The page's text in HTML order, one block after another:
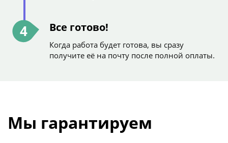
4 Все готово!
Когда работа будет готова, вы сразу
получите её на почту после полной оплаты.
Мы гарантируем